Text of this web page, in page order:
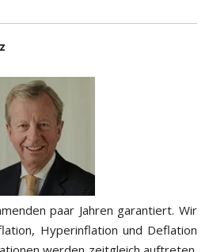
paar Jahren garantiert. Wir
Hyperinflation und Deflation